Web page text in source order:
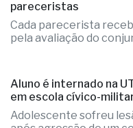
Fernandópolis abre
pareceristas
Cada parecerista
Aluno é internado na
em escola cívico-